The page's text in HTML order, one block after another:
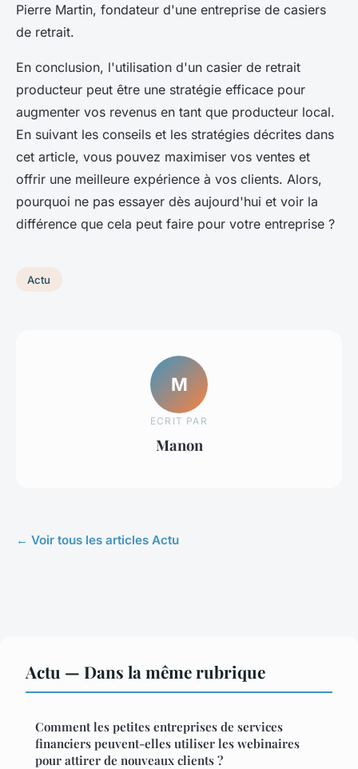
Pierre Martin, fondateur d'une entreprise de casiers
de retrait.
En conclusion, l'utilisation d'un casier de retrait
producteur peut être une stratégie efficace pour
augmenter vos revenus en tant que producteur local.
En suivant les conseils et les stratégies décrites dans
cet article, vous pouvez maximiser vos ventes et
offrir une meilleure expérience à vos clients. Alors,
pourquoi ne pas essayer dès aujourd'hui et voir la
différence que cela peut faire pour votre entreprise ?
Actu
M
ECRIT PAR
Manon
← Voir tous les articles Actu
Actu — Dans la même rubrique
Comment les petites entreprises de services
financiers peuvent-elles utiliser les webinaires
pour attirer de nouveaux clients ?